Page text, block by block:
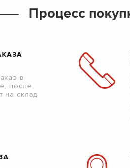
Процесс
в
после
на склад